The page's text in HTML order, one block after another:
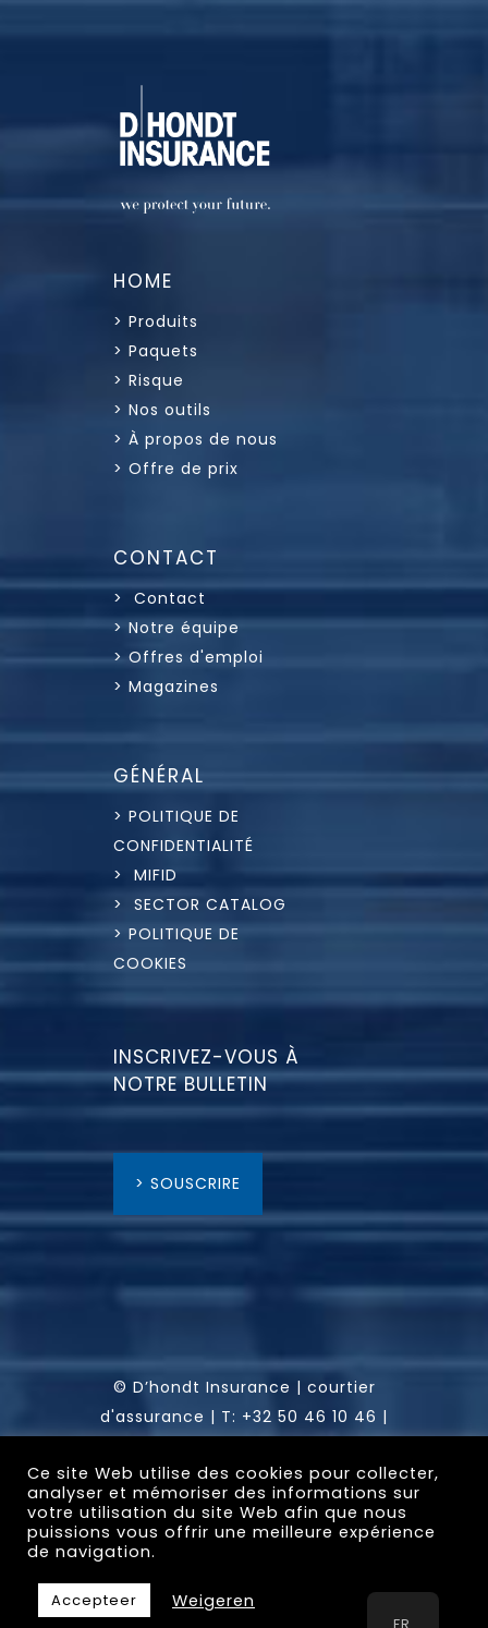
HOME
> Produits
> Paquets
> Risque
> Nos outils
> À propos de nous
> Offre de prix
CONTACT
> Contact
> Notre équipe
> Offres d'emploi
> Magazines
GÉNÉRAL
> POLITIQUE DE
CONFIDENTIALITÉ
> MIFID
> SECTOR CATALOG
> POLITIQUE DE
COOKIES
INSCRIVEZ-VOUS À
NOTRE BULLETIN
> SOUSCRIRE
© D’hondt Insurance | courtier
d'assurance | T: +32 50 46 10 46 |
Gent, afdeling Brugge | FSMA: 0451
836 292 | Gistelse Steenweg 302 /
0001, 8200 Sint-Andries (Brugge)
Website by
Ce site Web utilise des cookies pour collecter,
analyser et mémoriser des informations sur
votre utilisation du site Web afin que nous
puissions vous offrir une meilleure expérience
de navigation.
Accepteer Weigeren
FR